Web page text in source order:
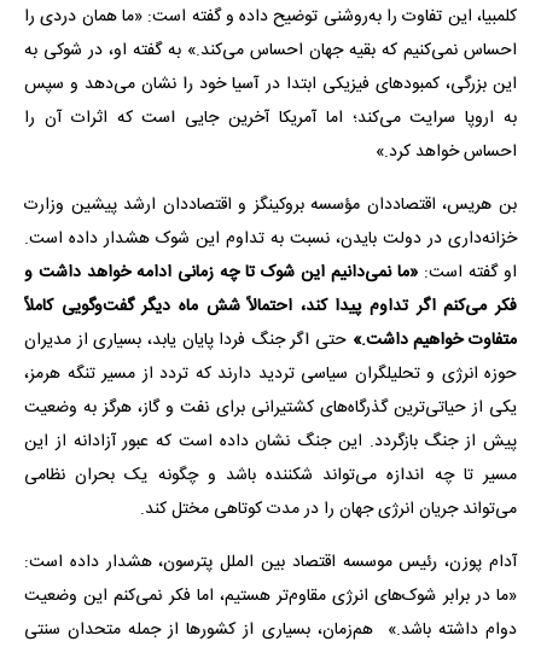
کلمبیا، این تفاوت را به‌روشنی توضیح داده و گفته است: «ما همان دردی را
احساس نمی‌کنیم که بقیه جهان احساس می‌کند.» به گفته او، در شوکی به
این بزرگی، کمبودهای فیزیکی ابتدا در آسیا خود را نشان می‌دهد و سپس
به اروپا سرایت می‌کند؛ اما آمریکا آخرین جایی است که اثرات آن را
احساس خواهد کرد.»
بن هریس، اقتصاددان مؤسسه بروکینگز و اقتصاددان ارشد پیشین وزارت
خزانه‌داری در دولت بایدن، نسبت به تداوم این شوک هشدار داده است.
او گفته است: «ما نمی‌دانیم این شوک تا چه زمانی ادامه خواهد داشت و
فکر می‌کنم اگر تداوم پیدا کند، احتمالاً شش ماه دیگر گفت‌وگویی کاملاً
متفاوت خواهیم داشت.» حتی اگر جنگ فردا پایان یابد، بسیاری از مدیران
حوزه انرژی و تحلیلگران سیاسی تردید دارند که تردد از مسیر تنگه هرمز،
یکی از حیاتی‌ترین گذرگاه‌های کشتیرانی برای نفت و گاز، هرگز به وضعیت
پیش از جنگ بازگردد. این جنگ نشان داده است که عبور آزادانه از این
مسیر تا چه اندازه می‌تواند شکننده باشد و چگونه یک بحران نظامی
می‌تواند جریان انرژی جهان را در مدت کوتاهی مختل کند.
آدام پوزن، رئیس موسسه اقتصاد بین الملل پترسون، هشدار داده است:
«ما در برابر شوک‌های انرژی مقاوم‌تر هستیم، اما فکر نمی‌کنم این وضعیت
دوام داشته باشد.» هم‌زمان، بسیاری از کشورها از جمله متحدان سنتی